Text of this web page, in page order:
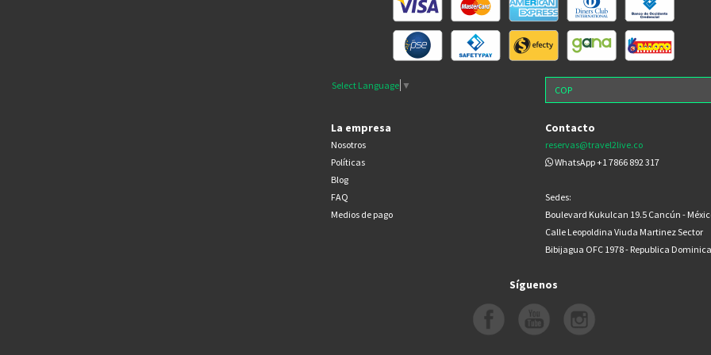
Select Language ▼
La empresa
Nosotros
Políticas
Blog
FAQ
Medios de pago
Contacto
reservas@travel2live.co
WhatsApp +1 7866 892 317
Sedes:
Boulevard Kukulcan 19.5 Cancún -
Calle Leopoldina Viuda Martinez Sector
Bibijagua OFC 1978 - Republica
Síguenos